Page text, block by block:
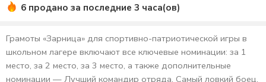
6 продано за последние 3 часа(ов)
Грамоты «Зарница» для спортивно-патриотической игры в
школьном лагере включают все ключевые номинации: за 1
место, за 2 место, за 3 место, а также дополнительные
номинации — Лучший командир отряда, Самый ловкий боец,